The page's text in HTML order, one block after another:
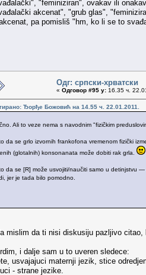
"feminiziran", ovakav ili
akcenat", "grub glas",
pa pomisliš "hm, ko li se to
Одг: српски-хрватски
« Одговор #95 у: 16.35 ч.
Ђорђе Божовић на 14.55 ч. 22.01.2011.
Ali to veze nema s navodnim "fizičkim
da se grlo izvornih frankofona vremenom fizički
(glotalnih) konsonanata može dobiti rak grla.
da se [R] može usvojiti/naučiti samo u detinjstvu
jer je tada bilo pomodno.
mislim da ti nisi diskusiju pazljivo citao,
i dalje sam u to uveren sledece:
usvajajuci maternji jezik, stice
- strane jezike.